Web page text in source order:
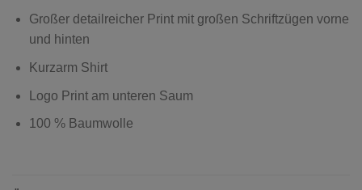
Großer detailreicher Print mit großen Schriftzügen vorne
und hinten
Kurzarm Shirt
Logo Print am unteren Saum
100 % Baumwolle